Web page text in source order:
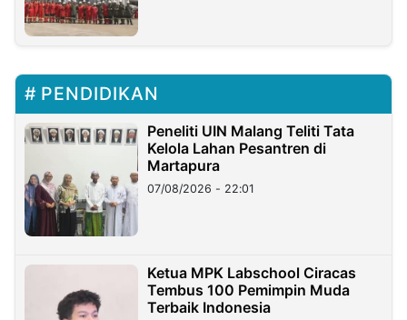
PENDIDIKAN
Peneliti UIN Malang Teliti Tata
Kelola Lahan Pesantren di
Martapura
07/08/2026 - 22:01
Ketua MPK Labschool Ciracas
Tembus 100 Pemimpin Muda
Terbaik Indonesia